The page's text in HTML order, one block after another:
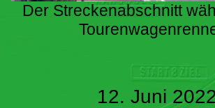
Der Streckenabschnitt
12. Juni